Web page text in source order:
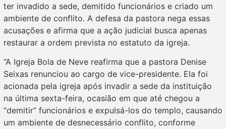
ter invadido a sede, demitido funcionários e criado um
ambiente de conflito. A defesa da pastora nega essas
acusações e afirma que a ação judicial busca apenas
restaurar a ordem prevista no estatuto da igreja.
“A Igreja Bola de Neve reafirma que a pastora Denise
Seixas renunciou ao cargo de vice-presidente. Ela foi
acionada pela igreja após invadir a sede da instituição
na última sexta-feira, ocasião em que até chegou a
“demitir” funcionários e expulsá-los do templo, causando
um ambiente de desnecessário conflito, conforme